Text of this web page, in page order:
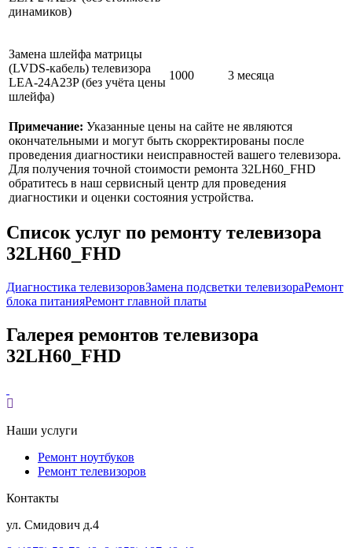
динамиков)
Замена шлейфа матрицы
(LVDS-кабель) телевизора
LEA-24A23P (без учёта цены
шлейфа)
1000 3 месяца
Примечание: Указанные цены на сайте не являются
окончательными и могут быть скорректированы после
проведения диагностики неисправностей вашего телевизора.
Для получения точной стоимости ремонта 32LH60_FHD
обратитесь в наш сервисный центр для проведения
диагностики и оценки состояния устройства.
Список услуг по ремонту телевизора
32LH60_FHD
Диагностика телевизоровЗамена подсветки телевизораРемонт
блока питанияРемонт главной платы
Галерея ремонтов телевизора
32LH60_FHD
Наши услуги
Ремонт ноутбуков
Ремонт телевизоров
Контакты
ул. Смидович д.4